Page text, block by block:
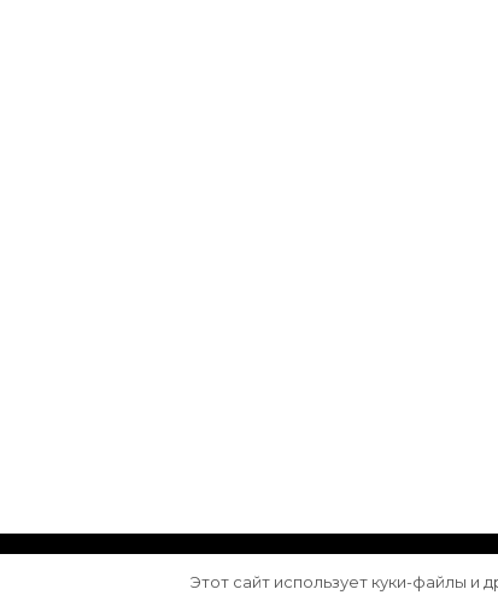
© Авторское право 2026 . Все
Этот сайт использует куки-файлы и